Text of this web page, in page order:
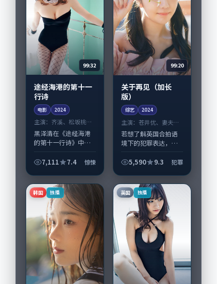
99:32
途经海港的第十一
行诗
电影 2024
主演： 齐溪、松坂桃李
等
黑泽清在《途经海港
的第十一行诗》中以
悚张力，齐溪、松坂
期主要在新加坡完成
制作协同，2024...
7,111 7.4 惊悚
99:20
关于再见（加长
版）
综艺 2024
主演：苍井优、妻夫木
聪 等
若想了解英国合拍语
境下的犯罪表达，
版）》值得关注：剧
优、妻夫木聪与配角
群戏并重。影片
2024...
5,590 9.3 犯罪
韩国 独播 英国 独播